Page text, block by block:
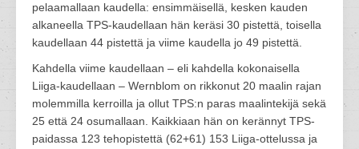
pelaamallaan kaudella: ensimmäisellä, kesken kauden
alkaneella TPS-kaudellaan hän keräsi 30 pistettä, toisella
kaudellaan 44 pistettä ja viime kaudella jo 49 pistettä.
Kahdella viime kaudellaan – eli kahdella kokonaisella
Liiga-kaudellaan – Wernblom on rikkonut 20 maalin rajan
molemmilla kerroilla ja ollut TPS:n paras maalintekijä sekä
25 että 24 osumallaan. Kaikkiaan hän on kerännyt TPS-
paidassa 123 tehopistettä (62+61) 153 Liiga-ottelussa ja